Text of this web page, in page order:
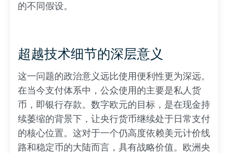
的不同假设。
超越技术细节的深层意义
这一问题的政治意义远比使用便利性更为深远。
在当今支付体系中，公众使用的主要是私人货
币，即银行存款。数字欧元的目标，是在现金持
续萎缩的背景下，让央行货币继续处于日常支付
的核心位置。这对于一个仍高度依赖美元计价线
路和稳定币的大陆而言，具有战略价值。欧洲央